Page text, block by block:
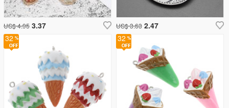
US$ 4.95 3.37 US$ 3.63 2.47
32
32